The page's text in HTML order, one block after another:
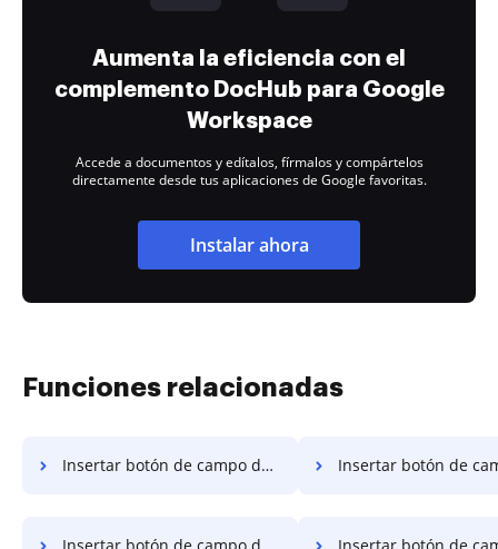
Aumenta la eficiencia con el
complemento DocHub para Google
Workspace
Accede a documentos y edítalos, fírmalos y compártelos
directamente desde tus aplicaciones de Google favoritas.
Instalar ahora
Funciones relacionadas
Insertar botón de campo de fórmula en el documento para la firma electrónica en Safari Insertar botón de campo de fórmula en el documento para la firma